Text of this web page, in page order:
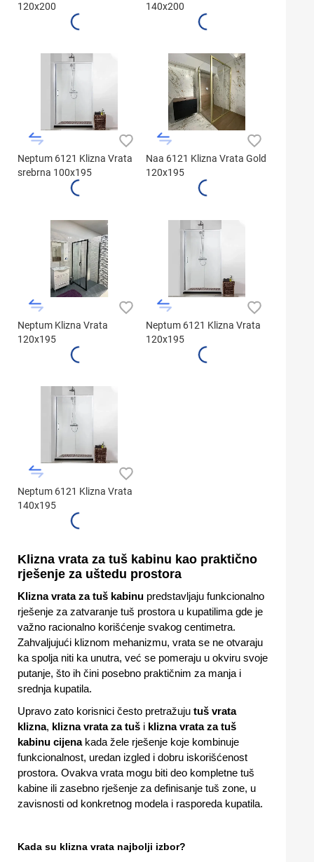
120x200
140x200
Neptum 6121 Klizna Vrata
srebrna 100x195
Naa 6121 Klizna Vrata Gold
120x195
Neptum Klizna Vrata
120x195
Neptum 6121 Klizna Vrata
120x195
Neptum 6121 Klizna Vrata
140x195
Klizna vrata za tuš kabinu kao praktično
rješenje za uštedu prostora
Klizna vrata za tuš kabinu predstavljaju funkcionalno
rješenje za zatvaranje tuš prostora u kupatilima gde je
važno racionalno korišćenje svakog centimetra.
Zahvaljujući kliznom mehanizmu, vrata se ne otvaraju
ka spolja niti ka unutra, već se pomeraju u okviru svoje
putanje, što ih čini posebno praktičnim za manja i
srednja kupatila.
Upravo zato korisnici često pretražuju tuš vrata
klizna, klizna vrata za tuš i klizna vrata za tuš
kabinu cijenakada žele rješenje koje kombinuje
funkcionalnost, uredan izgled i dobru iskorišćenost
prostora. Ovakva vrata mogu biti deo kompletne tuš
kabine ili zasebno rješenje za definisanje tuš zone, u
zavisnosti od konkretnog modela i rasporeda kupatila.
Kada su klizna vrata najbolji izbor?